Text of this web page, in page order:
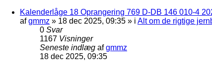
Kalenderlåge 18 Oprangering 769 D-DB 146 010-4
afgmmz » 18 dec 2025, 09:35 » i Alt om de rigtige
0 Svar
1167 Visninger
Seneste indlæg afgmmz
18 dec 2025, 09:35